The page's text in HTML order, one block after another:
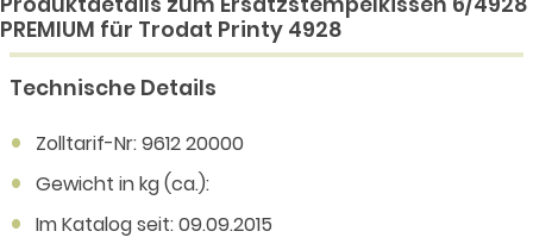
PREMIUM für Trodat Printy 4928
Technische Details
Zolltarif-Nr: 9612 20000
Gewicht in kg (ca.):
Im Katalog seit: 09.09.2015